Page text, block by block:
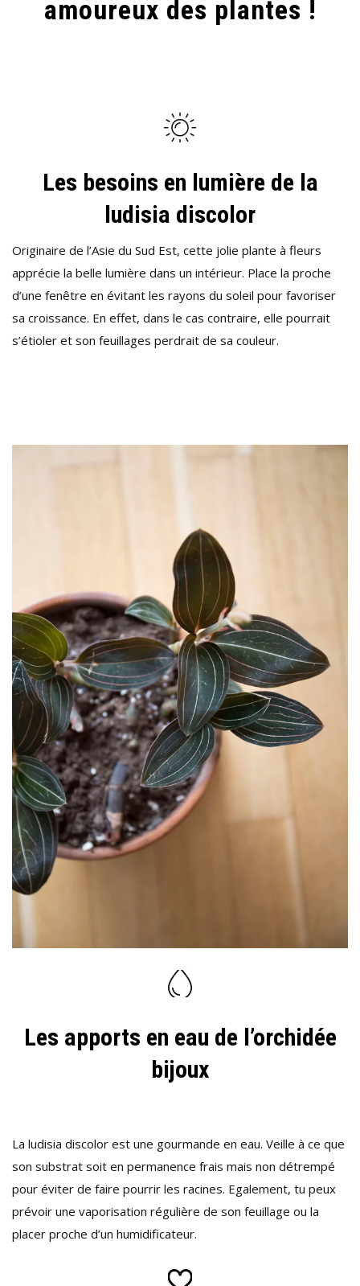
!
amoureux des plantes !
Les besoins en lumière de la
ludisia discolor
Originaire de l’Asie du Sud Est, cette jolie plante à fleurs
apprécie la belle lumière dans un intérieur. Place la proche
d’une fenêtre en évitant les rayons du soleil pour favoriser
sa croissance. En effet, dans le cas contraire, elle pourrait
s’étioler et son feuillages perdrait de sa couleur.
Les apports en eau de l’orchidée
bijoux
La ludisia discolor est une gourmande en eau. Veille à ce que
son substrat soit en permanence frais mais non détrempé
pour éviter de faire pourrir les racines. Egalement, tu peux
prévoir une vaporisation régulière de son feuillage ou la
placer proche d’un humidificateur.